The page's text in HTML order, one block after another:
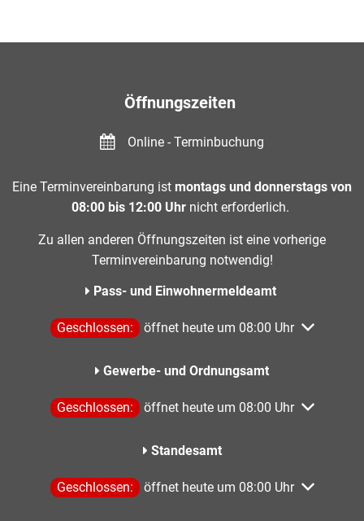
Öffnungszeiten
Online - Terminbuchung
Eine Terminvereinbarung ist montags und donnerstags von
08:00 bis 12:00 Uhr nicht erforderlich.
Zu allen anderen Öffnungszeiten ist eine vorherige
Terminvereinbarung notwendig!
Pass- und Einwohnermeldeamt
Klicken, um weitere Öffnungs- oder Schließzeiten
Geschlossen: öffnet heute um 08:00 Uhr
Gewerbe- und Ordnungsamt
Klicken, um weitere Öffnungs- oder Schließzeiten
Geschlossen: öffnet heute um 08:00 Uhr
Standesamt
Klicken, um weitere Öffnungs- oder Schließzeiten
Geschlossen: öffnet heute um 08:00 Uhr